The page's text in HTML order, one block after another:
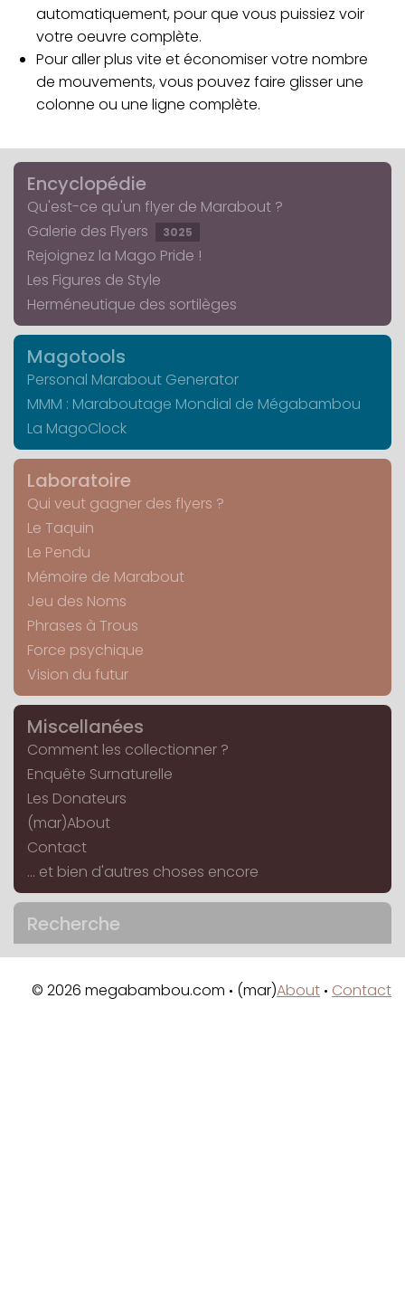
automatiquement, pour que vous puissiez voir
votre oeuvre complète.
Pour aller plus vite et économiser votre nombre
de mouvements, vous pouvez faire glisser une
colonne ou une ligne complète.
Encyclopédie
Qu'est-ce qu'un flyer de Marabout ?
Galerie des Flyers
3025
Rejoignez la Mago Pride !
Les Figures de Style
Herméneutique des sortilèges
Magotools
Personal Marabout Generator
MMM : Maraboutage Mondial de Mégabambou
La MagoClock
Laboratoire
Qui veut gagner des flyers ?
Le Taquin
Le Pendu
Mémoire de Marabout
Jeu des Noms
Phrases à Trous
Force psychique
Vision du futur
Miscellanées
Comment les collectionner ?
Enquête Surnaturelle
Les Donateurs
(mar)About
Contact
... et bien d'autres choses encore
Recherche
© 2026 megabambou.com • (mar)About • Contact